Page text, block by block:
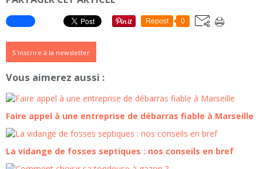
Repost 0
S'inscrire à la newsletter
Vous aimerez aussi :
Faire appel à une entreprise de débarras fiable à Marseille
La vidange de fosses septiques : nos conseils en bref